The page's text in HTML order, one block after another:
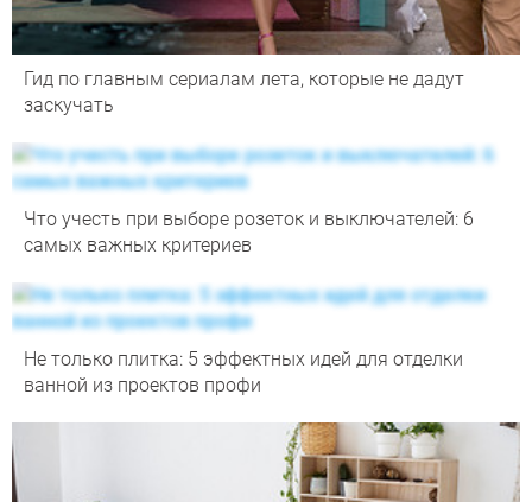
Гид по главным сериалам лета, которые не дадут
заскучать
Что учесть при выборе розеток и выключателей: 6
самых важных критериев
Не только плитка: 5 эффектных идей для отделки
ванной из проектов профи